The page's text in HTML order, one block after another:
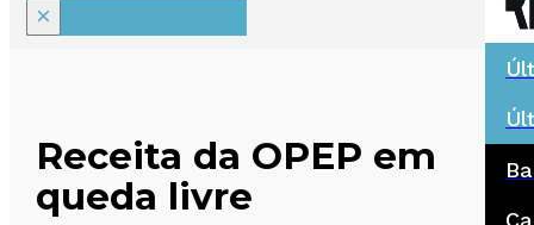
×
Receita da OPEP em
queda livre